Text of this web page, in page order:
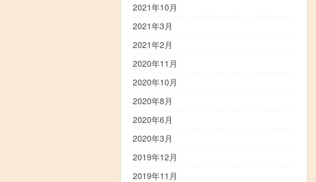
2021年10月
2021年3月
2021年2月
2020年11月
2020年10月
2020年8月
2020年6月
2020年3月
2019年12月
2019年11月